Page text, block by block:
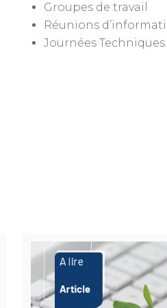
Groupes de travail
Réunions
Journées Techniques